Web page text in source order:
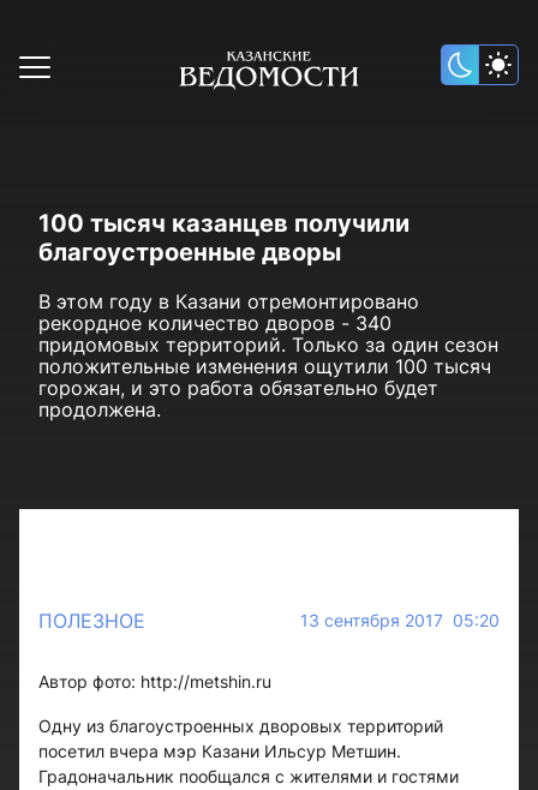
100 тысяч казанцев получили
благоустроенные дворы
В этом году в Казани отремонтировано
рекордное количество дворов - 340
придомовых территорий. Только за один сезон
положительные изменения ощутили 100 тысяч
горожан, и это работа обязательно будет
продолжена.
ПОЛЕЗНОЕ 13 сентября 2017 05:20
Автор фото: http://metshin.ru
Одну из благоустроенных дворовых территорий
посетил вчера мэр Казани Ильсур Метшин.
Градоначальник пообщался с жителями и гостями